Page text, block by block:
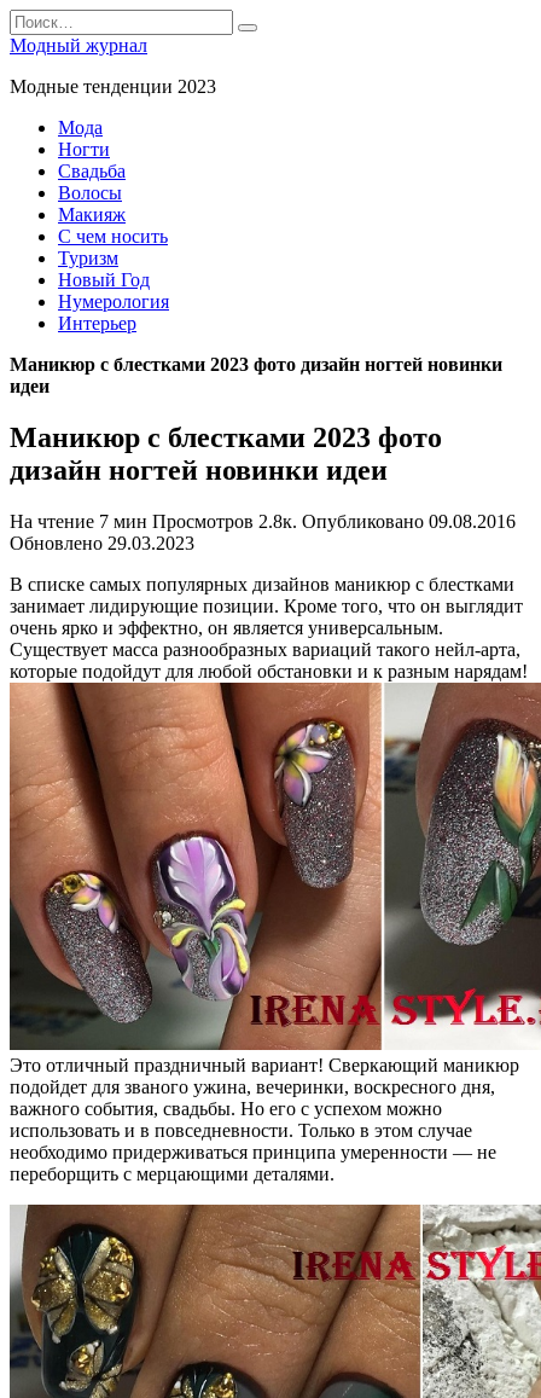
Перейти
к
содержанию
Search
for:
Модный журнал
Модные тенденции 2023
Мода
Ногти
Свадьба
Волосы
Макияж
С чем носить
Туризм
Новый Год
Нумерология
Интерьер
Маникюр с блестками 2023 фото дизайн ногтей новинки
идеи
Маникюр с блестками 2023 фото
дизайн ногтей новинки идеи
На чтение 7 мин Просмотров 2.8к. Опубликовано 09.08.2016
Обновлено 29.03.2023
В списке самых популярных дизайнов маникюр с блестками
занимает лидирующие позиции. Кроме того, что он выглядит
очень ярко и эффектно, он является универсальным.
Существует масса разнообразных вариаций такого нейл-арта,
которые подойдут для любой обстановки и к разным нарядам!
Это отличный праздничный вариант! Сверкающий маникюр
подойдет для званого ужина, вечеринки, воскресного дня,
важного события, свадьбы. Но его с успехом можно
использовать и в повседневности. Только в этом случае
необходимо придерживаться принципа умеренности — не
переборщить с мерцающими деталями.